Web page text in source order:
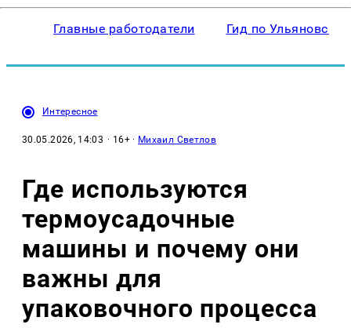
Главные работодатели Гид по Ульяновску
Интересное
30.05.2026, 14:03 · 16+ · Михаил Светлов
Где используются
термоусадочные
машины и почему они
важны для
упаковочного процесса